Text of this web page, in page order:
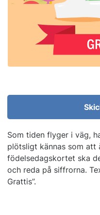
Som tiden flyger i väg,
plötsligt kännas som att
födelsedagskortet ska
och reda på siffrorna.
Grattis”.